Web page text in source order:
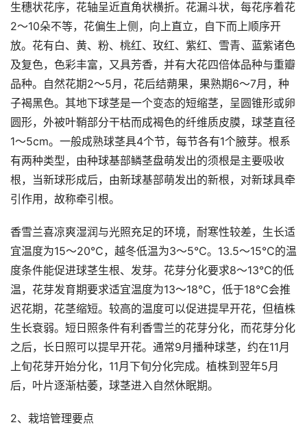
生穗状花序，花轴呈近直角状横折。花漏斗状，每花序着花
2～10朵不等，花偏生上侧，向上直立，自下而上顺序开
放。花有白、黄、粉、桃红、玫红、紫红、雪青、蓝紫诸色
及复色，色彩丰富，又具芳香，并有大花四倍体品种与重瓣
品种。自然花期2～5月，花后结蒴果，果熟期6～7月，种
子褐黑色。其地下球茎是一个变态的短缩茎，呈圆锥形或卵
圆形，外被叶鞘部分干枯而成褐色的纤维质皮膜，球茎直径
1～5cm。一般成熟球茎具4个节，每节各有1个腋芽。根系
有两种类型，由种球基部鳞茎盘萌发出的须根是主要吸收
根，当新球形成后，由新球基部萌发出的新根，对新球具牵
引作用，故称牵引根。
香雪兰喜凉爽湿润与光照充足的环境，耐寒性较差，生长适
宜温度为15～20℃，越冬低温为3～5℃。13.5～15℃的温
度条件能促进球茎生根、发芽。花芽分化要求8～13℃的低
温，花芽发育期要求适宜温度为13～18℃，低于18℃会推
迟花期，花茎缩短。较高的温度可以促进提早开花，但植株
生长衰弱。短日照条件有利香雪兰的花芽分化，而花芽分化
之后，长日照可以提早开花。通常9月播种球茎，约在11月
上旬花芽开始分化，11月下旬分化完成。植株到翌年5月
后，叶片逐渐枯萎，球茎进入自然休眠期。
2、栽培管理要点